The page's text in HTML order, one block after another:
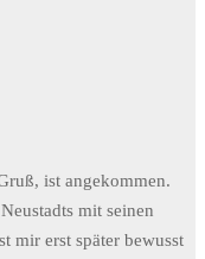
ist angekommen.
mit seinen
mir erst später bewusst